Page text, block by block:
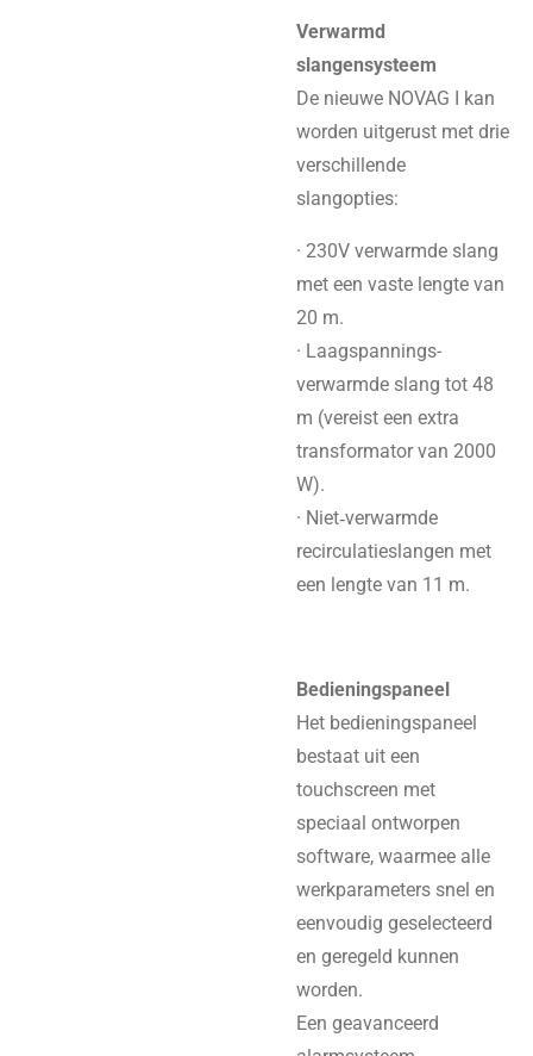
Verwarmd
slangensysteem
De nieuwe NOVAG I kan
worden uitgerust met drie
verschillende
slangopties:
· 230V verwarmde slang
met een vaste lengte van
20 m.
· Laagspannings-
verwarmde slang tot 48
m (vereist een extra
transformator van 2000
W).
· Niet‑verwarmde
recirculatieslangen met
een lengte van 11 m.
Bedieningspaneel
Het bedieningspaneel
bestaat uit een
touchscreen met
speciaal ontworpen
software, waarmee alle
werkparameters snel en
eenvoudig geselecteerd
en geregeld kunnen
worden.
Een geavanceerd